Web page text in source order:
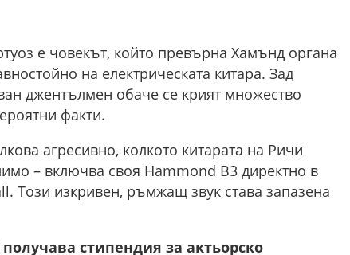
е човекът, който превърна Хамънд органа
на електрическата китара. Зад
джентълмен обаче се крият множество
факти.
агресивно, колкото китарата на Ричи
– включва своя Hammond B3 директно в
Този изкривен, ръмжащ звук става запазена
стипендия за актьорско